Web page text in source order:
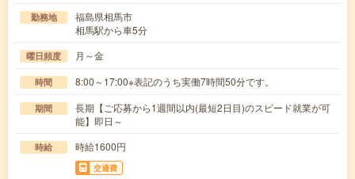
勤務地
福島県相馬市
相馬駅から車5分
曜日頻度 月～金
時間 8:00～17:00※表記のうち実働7時間50分です。
期間
長期【ご応募から1週間以内(最短2日目)のスピード就業が可
能】即日～
時給 時給1600円
交通費